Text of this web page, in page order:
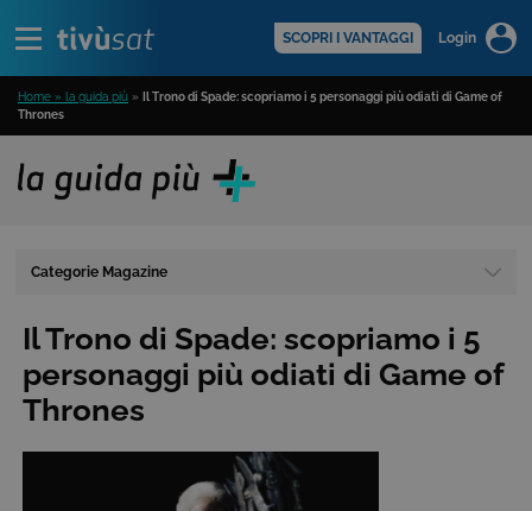
SCOPRI I VANTAGGI Login
Home » la guida più »
Il Trono di Spade: scopriamo i 5 personaggi più odiati di Game of
Thrones
Categorie Magazine
Il Trono di Spade: scopriamo i 5
personaggi più odiati di Game of
Thrones